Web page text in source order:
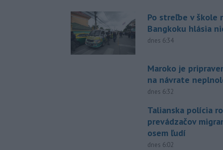
Po streľbe v škole
Bangkoku hlásia
dnes 6:34
Maroko je
na návrate
dnes 6:32
Talianska polícia
prevádzačov
osem ľudí
dnes 6:02